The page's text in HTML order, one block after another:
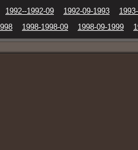
1992--1992-09 1992-09-1993
1998-1998-09 1998-09-1999